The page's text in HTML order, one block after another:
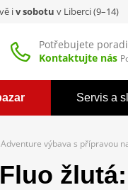
iv sobotu v Liberci (9–14)
Potřebujete
Kontaktujte nás
Servis a
výbava s přípravou